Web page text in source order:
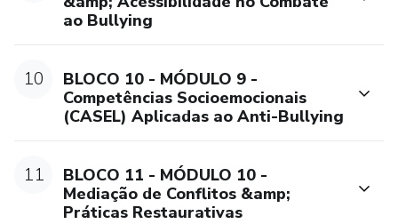
ao Bullying
10
BLOCO 10 - MÓDULO 9 -
Competências Socioemocionais
(CASEL) Aplicadas ao Anti-Bullying
11
BLOCO 11 - MÓDULO 10 -
Mediação de Conflitos &amp;
Práticas Restaurativas